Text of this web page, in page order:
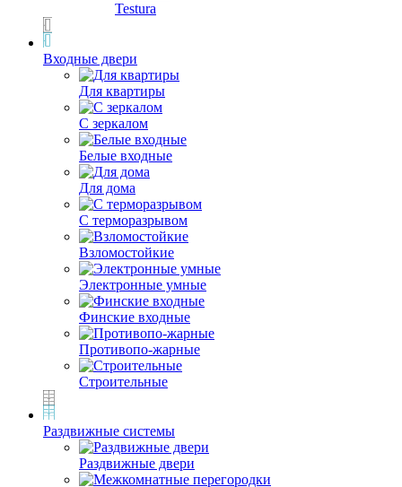
Testura
Входные двери
Для квартиры
С зеркалом
Белые входные
Для дома
С терморазрывом
Взломостойкие
Электронные умные
Финские входные
Противопо-жарные
Строительные
Раздвижные системы
Раздвижные двери